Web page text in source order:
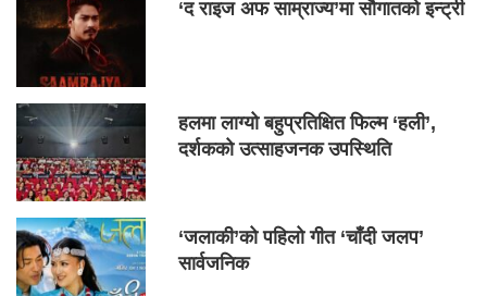
‘द राइज अफ साम्राज्य’मा सौगातको इन्ट्री
हलमा लाग्यो बहुप्रतिक्षित फिल्म ‘हली’,
दर्शकको उत्साहजनक उपस्थिति
‘जलाकी’को पहिलो गीत ‘चाँदी जलप’
सार्वजनिक